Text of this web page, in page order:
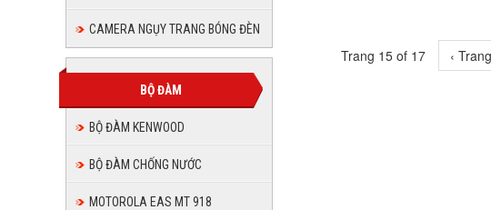
CAMERA NGỤY TRANG BÓNG ĐÈN
BỘ ĐÀM
BỘ ĐÀM KENWOOD
BỘ ĐÀM CHỐNG NƯỚC
MOTOROLA EAS MT 918
Trang 15 of 17 ‹